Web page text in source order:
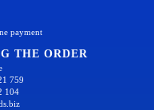
payment
THE ORDER
759
104